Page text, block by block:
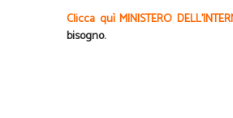
Clicca quìMINISTERO
bisogno.